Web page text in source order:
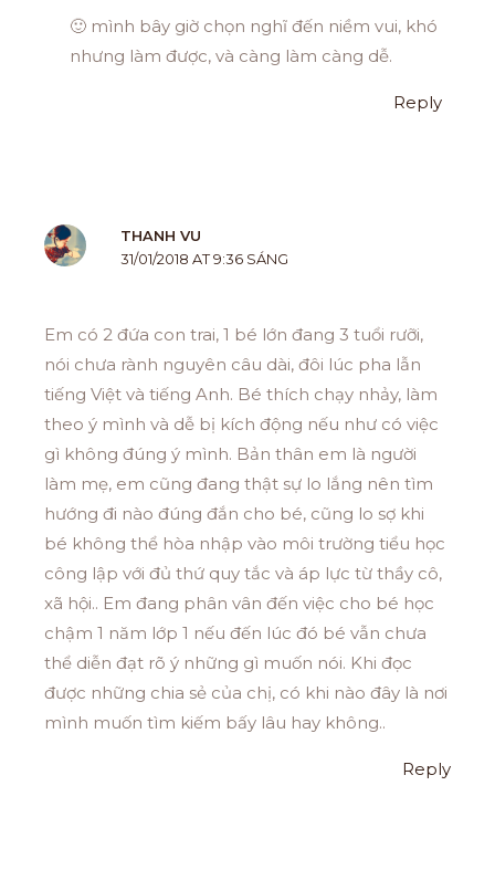
🙂 mình bây giờ chọn nghĩ đến niềm vui, khó
nhưng làm được, và càng làm càng dễ.
Reply
THANH VU
31/01/2018 AT 9:36 SÁNG
Em có 2 đứa con trai, 1 bé lớn đang 3 tuổi rưỡi,
nói chưa rành nguyên câu dài, đôi lúc pha lẫn
tiếng Việt và tiếng Anh. Bé thích chạy nhảy, làm
theo ý mình và dễ bị kích động nếu như có việc
gì không đúng ý mình. Bản thân em là người
làm mẹ, em cũng đang thật sự lo lắng nên tìm
hướng đi nào đúng đắn cho bé, cũng lo sợ khi
bé không thể hòa nhập vào môi trường tiểu học
công lập với đủ thứ quy tắc và áp lực từ thầy cô,
xã hội.. Em đang phân vân đến việc cho bé học
chậm 1 năm lớp 1 nếu đến lúc đó bé vẫn chưa
thể diễn đạt rõ ý những gì muốn nói. Khi đọc
được những chia sẻ của chị, có khi nào đây là nơi
mình muốn tìm kiếm bấy lâu hay không..
Reply